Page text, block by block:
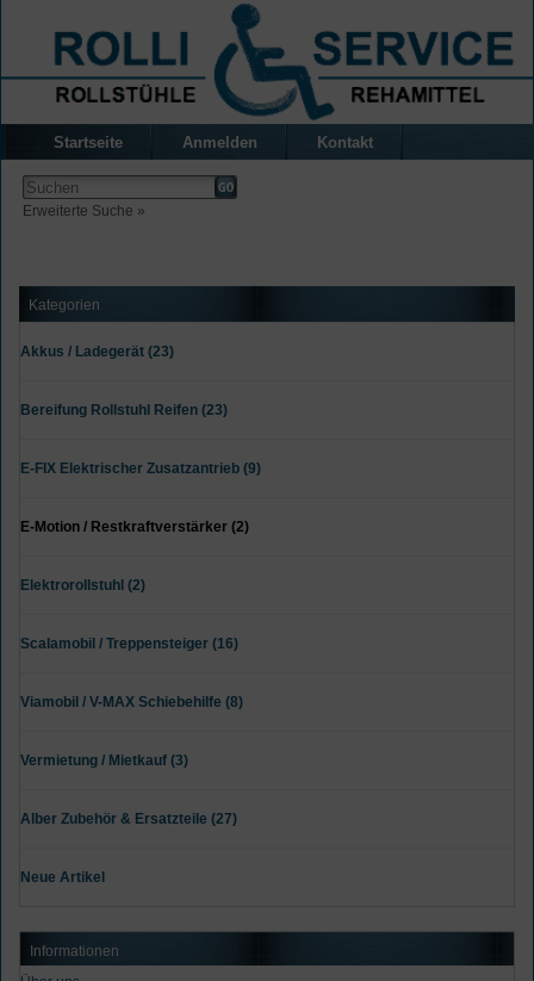
Startseite Anmelden Kontakt
Erweiterte Suche »
Kategorien
Akkus / Ladegerät (23)
Bereifung Rollstuhl Reifen (23)
E-FIX Elektrischer Zusatzantrieb (9)
E-Motion / Restkraftverstärker (2)
Elektrorollstuhl (2)
Scalamobil / Treppensteiger (16)
Viamobil / V-MAX Schiebehilfe (8)
Vermietung / Mietkauf (3)
Alber Zubehör & Ersatzteile (27)
Neue Artikel
Informationen